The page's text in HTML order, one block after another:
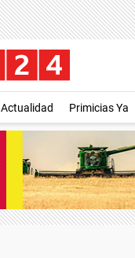
Actualidad Primicias Ya